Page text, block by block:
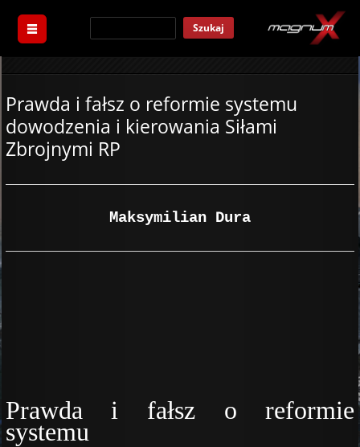
Szukaj
Prawda i fałsz o reformie systemu
dowodzenia i kierowania Siłami
Zbrojnymi RP
Maksymilian Dura
Prawda i fałsz o reformie
systemu